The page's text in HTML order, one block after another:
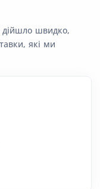
швидко,
які ми